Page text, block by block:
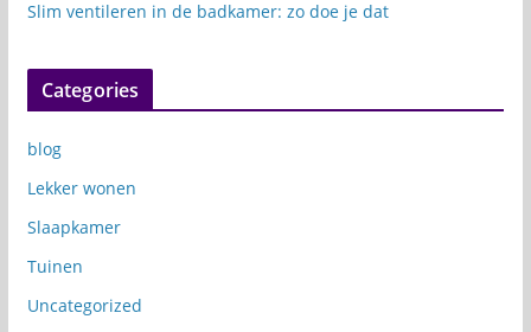
Slim ventileren in de badkamer: zo doe je dat
Categories
blog
Lekker wonen
Slaapkamer
Tuinen
Uncategorized